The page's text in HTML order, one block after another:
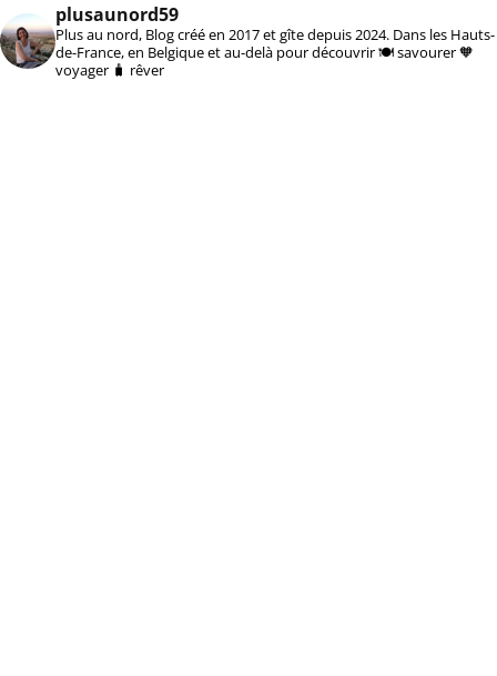
plusaunord59
Plus au nord, Blog créé en 2017 et gîte depuis 2024. Dans les Hauts-
de-France, en Belgique et au-delà pour découvrir 🍽️ savourer 🧡
voyager 🧳 rêver